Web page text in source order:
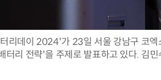
리데이 2024'가 23일 서울 강남구 코엑
터리 전략'을 주제로 발표하고 있다. 김